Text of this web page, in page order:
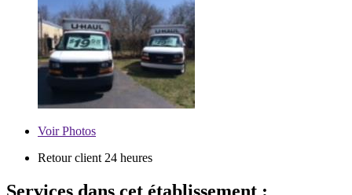
VoirPhotos
Retour client 24 heures